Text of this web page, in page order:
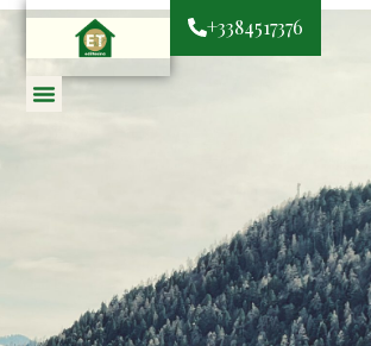
+3384517376